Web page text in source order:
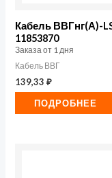
Кабель ВВГнг(А)-
11853870
Заказа от 1 дня
Кабель ВВГ
139,33₽
ПОДРОБНЕЕ